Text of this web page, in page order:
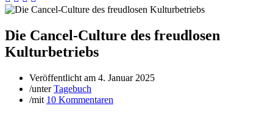
Die Cancel-Culture des freudlosen
Kulturbetriebs
Veröffentlicht am 4. Januar 2025
/unterTagebuch
/mit 10 Kommentaren